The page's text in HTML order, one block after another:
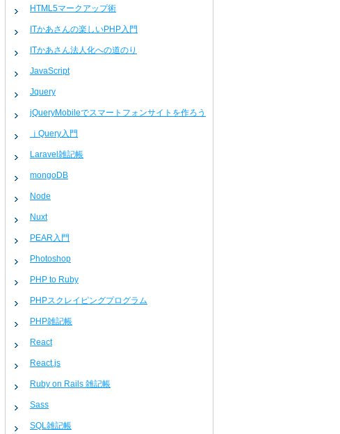
HTML5マークアップ術
ITかあさんの楽しいPHP入門
ITかあさん法人化への道のり
JavaScript
Jquery
jQueryMobileでスマートフォンサイトを作ろう
ｊQuery入門
Laravel雑記帳
mongoDB
Node
Nuxt
PEAR入門
Photoshop
PHP to Ruby
PHPスクレイピングプログラム
PHP雑記帳
React
React.js
Ruby on Rails 雑記帳
Sass
SQL雑記帳